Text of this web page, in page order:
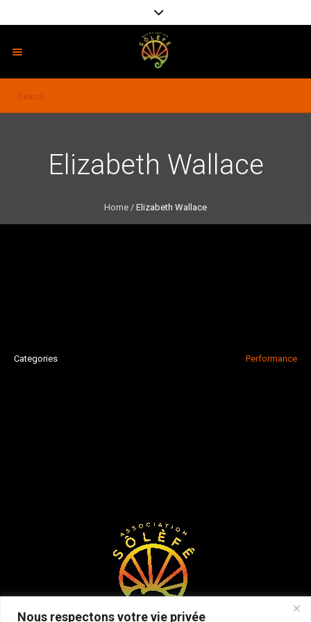
Nous respectons votre vie privée
Elizabeth Wallace
Home / Elizabeth Wallace
Categories Performance